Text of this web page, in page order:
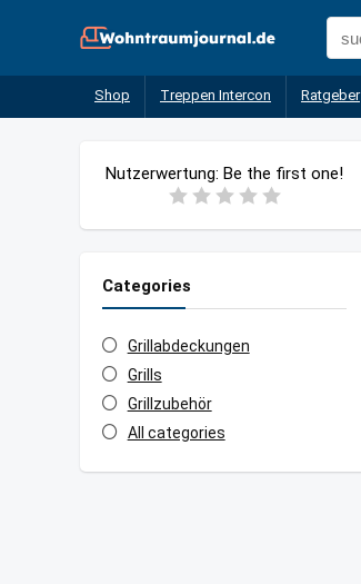
Shop Treppen Intercon Ratgeber
Nutzerwertung: Be the first one!
Categories
Grillabdeckungen
Grills
Grillzubehör
All categories